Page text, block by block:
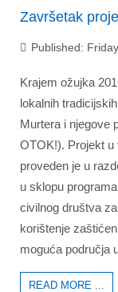
Završetak
Published:
Krajem ožujka
lokalnih
Murtera i njegove
OTOK!). Projekt u
proveden je u
u sklopu
civilnog društva
korištenje
moguća područja
READ MORE ...